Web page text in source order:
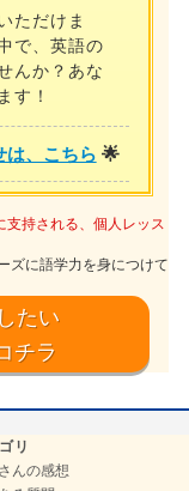
ただけま
で、英語の
んか？あな
す！
は、こちら 🌟
支持される、個人レッス
ズに語学力を身につけて
たい
チラ
リ
んの感想